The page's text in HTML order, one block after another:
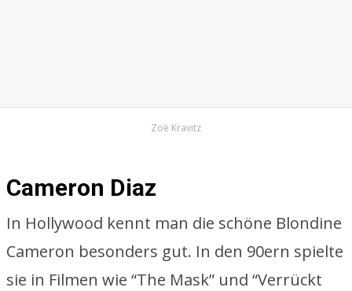
Zoë Kravitz
Cameron Diaz
In Hollywood kennt man die schöne Blondine
Cameron besonders gut. In den 90ern spielte
sie in Filmen wie “The Mask” und “Verrückt